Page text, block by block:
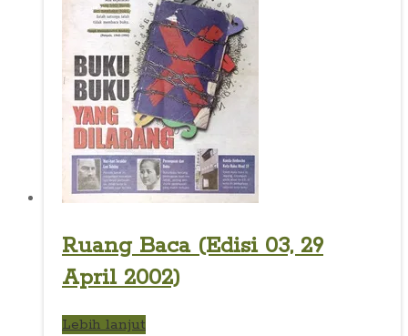
Ruang Baca (Edisi 03, 29
April 2002)
Lebih lanjut